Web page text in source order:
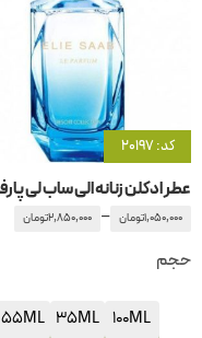
کد: 20197
1,050,000تومان –
2,850,000تومان
حجم
100ML
35ML
55ML